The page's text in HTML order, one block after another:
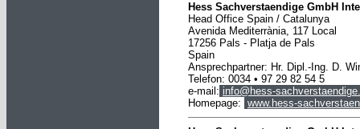
Hess Sachverstaendige GmbH
Head Office Spain / Catalunya
Avenida Mediterrània, 117 Local
17256 Pals - Platja de Pals
Spain
Ansprechpartner: Hr. Dipl.-Ing. D.
Telefon: 0034 • 97 29 82 54 5
e-mail: info@hess-
Homepage: www.hess-